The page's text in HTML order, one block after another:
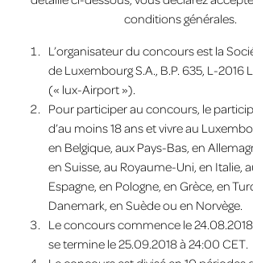
conditions générales.
L’organisateur du concours est la
de Luxembourg S.A., B.P. 635, L-2016
(« lux-Airport »).
Pour participer au concours, le
d’au moins 18 ans et vivre au
en Belgique, aux Pays-Bas, en
en Suisse, au Royaume-Uni, en Italie,
Espagne, en Pologne, en Grèce, en
Danemark, en Suède ou en Norvège.
Le concours commence le
se termine le 25.09.2018 à 24:00 CET.